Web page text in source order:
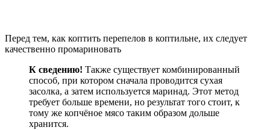
Перед тем, как коптить перепелов в коптильне, их следует
качественно промариновать
К сведению! Также существует комбинированный
способ, при котором сначала проводится сухая
засолка, а затем используется маринад. Этот метод
требует больше времени, но результат того стоит, к
тому же копчёное мясо таким образом дольше
хранится.